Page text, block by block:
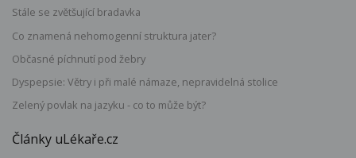
Stále se zvětšující bradavka
Co znamená nehomogenní struktura jater?
Občasné píchnutí pod žebry
Dyspepsie: Větry i při malé námaze, nepravidelná stolice
Zelený povlak na jazyku - co to může být?
Články uLékaře.cz